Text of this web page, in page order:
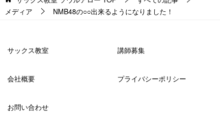
メディア
NMB48の○○出来るようになりました！
サックス教室 講師募集
会社概要 プライバシーポリシー
お問い合わせ